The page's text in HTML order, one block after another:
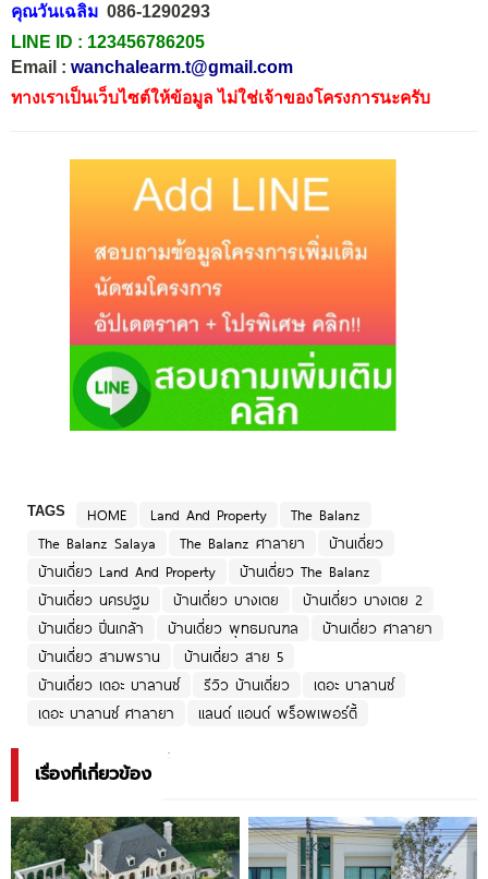
คุณวันเฉลิม 086-1290293
LINE ID : 123456786205
Email : wanchalearm.t@gmail.com
ทางเราเป็นเว็บไซต์ให้ข้อมูล ไม่ใช่เจ้าของโครงการนะครับ
TAGS HOME Land And Property
The Balanz
The Balanz Salaya
The Balanz ศาลายา
บ้านเดี่ยว
บ้านเดี่ยว Land And Property
บ้านเดี่ยว The Balanz
บ้านเดี่ยว นครปฐม
บ้านเดี่ยว บางเตย
บ้านเดี่ยว บางเตย 2
บ้านเดี่ยว ปิ่นเกล้า
บ้านเดี่ยว พุทธมณฑล
บ้านเดี่ยว ศาลายา
บ้านเดี่ยว สามพราน
บ้านเดี่ยว สาย 5
บ้านเดี่ยว เดอะ บาลานซ์
รีวิว บ้านเดี่ยว
เดอะ บาลานซ์
เดอะ บาลานซ์ ศาลายา
แลนด์ แอนด์ พร็อพเพอร์ตี้
เรื่องที่เกี่ยวข้อง